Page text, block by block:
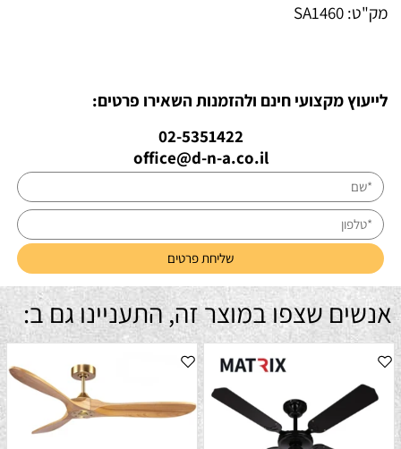
מק"ט: SA1460
לייעוץ מקצועי חינם ולהזמנות השאירו פרטים:
02-5351422
office@d-n-a.co.il
אנשים שצפו במוצר זה, התעניינו גם ב: